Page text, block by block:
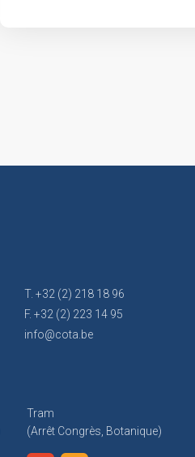
T. +32 (2) 218 18 96
F. +32 (2) 223 14 95
info@cota.be
Tram
(arrêt Congrès, Botanique)